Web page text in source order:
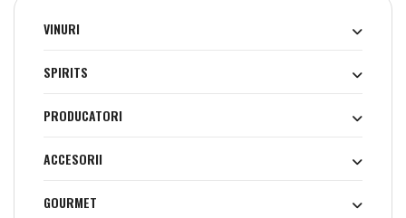
VINURI
SPIRITS
PRODUCATORI
ACCESORII
GOURMET